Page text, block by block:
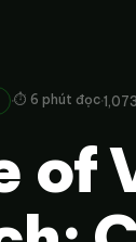
·⏱ 6 phút đọc·
of